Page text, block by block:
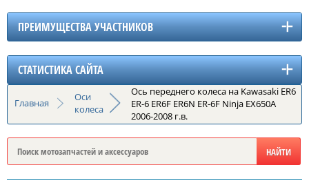
ПРЕИМУЩЕСТВА УЧАСТНИКОВ
СТАТИСТИКА САЙТА
Главная
Оси
колеса
Ось переднего колеса на Kawasaki ER6
ER-6 ER6F ER6N ER-6F Ninja EX650A
2006-2008 г.в.